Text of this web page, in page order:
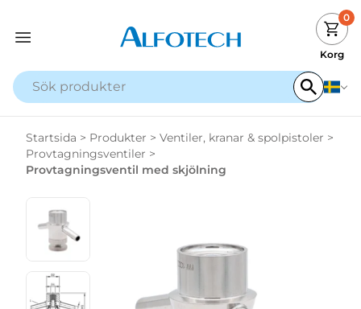
0
Korg
Startsida > Produkter > Ventiler, kranar & spolpistoler >
Provtagningsventiler >
Provtagningsventil med skjölning